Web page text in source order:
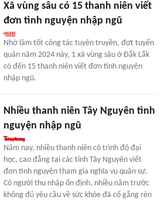
Xã vùng sâu có 15 thanh niên viết
đơn tình nguyện nhập ngũ
Nhờ làm tốt công tác tuyên truyền, đợt tuyển
quân năm 2024 này, 1 xã vùng sâu ở Đắk Lắk
có đến 15 thanh niên viết đơn tình nguyện
nhập ngũ.
Nhiều thanh niên Tây Nguyên tình
nguyện nhập ngũ
Năm nay, nhiều thanh niên có trình độ đại
học, cao đẳng tại các tỉnh Tây Nguyên viết
đơn tình nguyện tham gia nghĩa vụ quân sự.
Có người thu nhập ổn định, nhiều năm trước
không đủ yêu cầu về sức khỏe đã cố gắng rèn